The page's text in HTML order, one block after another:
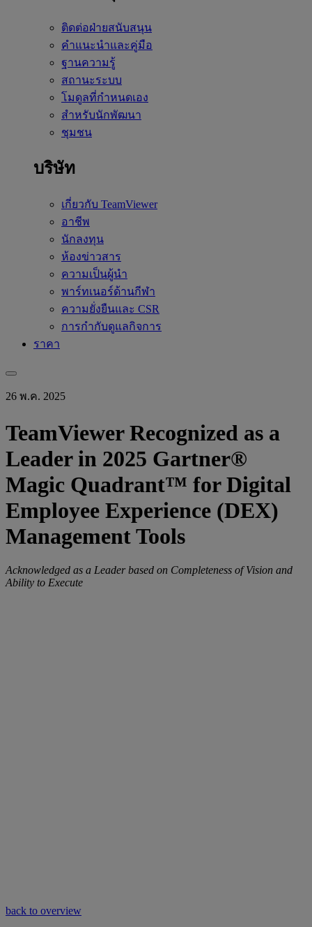
ติดต่อฝ่ายสนับสนุน
คำแนะนำและคู่มือ
ฐานความรู้
สถานะระบบ
โมดูลที่กำหนดเอง
สำหรับนักพัฒนา
ชุมชน
บริษัท
เกี่ยวกับ TeamViewer
อาชีพ
นักลงทุน
ห้องข่าวสาร
ความเป็นผู้นำ
พาร์ทเนอร์ด้านกีฬา
ความยั่งยืนและ CSR
การกำกับดูแลกิจการ
ราคา
26 พ.ค. 2025
TeamViewer Recognized as a
Leader in 2025 Gartner®
Magic Quadrant™ for Digital
Employee Experience (DEX)
Management Tools
Acknowledged as a Leader based on Completeness of Vision and
Ability to Execute
back to overview